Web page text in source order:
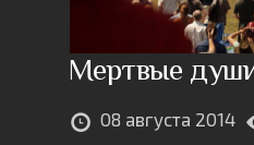
Мертвые
08 августа 2014